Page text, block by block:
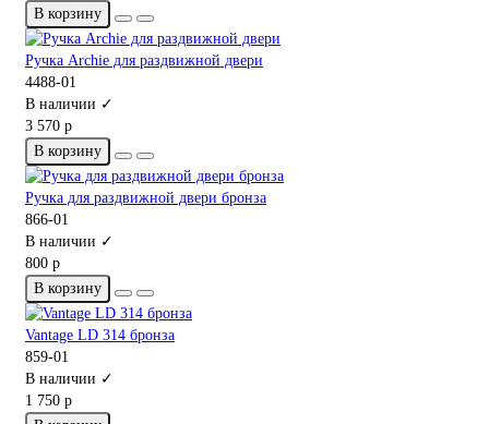
В корзину
Ручка Archie для раздвижной двери
4488-01
В наличии ✓
3 570 р
В корзину
Ручка для раздвижной двери бронза
866-01
В наличии ✓
800 р
В корзину
Vantage LD 314 бронза
859-01
В наличии ✓
1 750 р